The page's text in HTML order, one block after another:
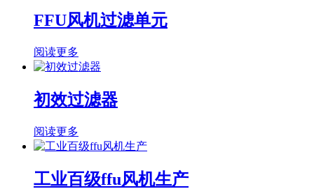
FFU风机过滤单元
阅读更多
初效过滤器
阅读更多
工业百级ffu风机生产